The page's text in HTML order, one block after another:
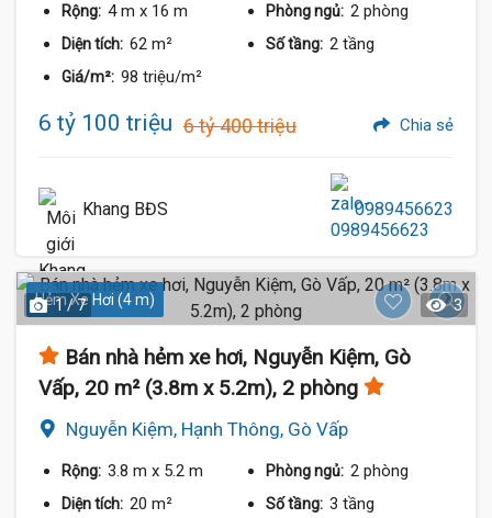
Rộng: 4 m x 16 m Phòng ngủ: 2 phòng
Diện tích: 62 m² Số tầng: 2 tầng
Giá/m²: 98 triệu/m²
6 tỷ 100 triệu 6 tỷ 400 triệu Chia sẻ
Khang BĐS 0989456623
Hẻm Xe Hơi (4 m)
1 / 7 3
Bán nhà hẻm xe hơi, Nguyễn Kiệm, Gò
Vấp, 20 m² (3.8m x 5.2m), 2 phòng
Nguyễn Kiệm, Hạnh Thông, Gò Vấp
Rộng: 3.8 m x 5.2 m Phòng ngủ: 2 phòng
Diện tích: 20 m² Số tầng: 3 tầng